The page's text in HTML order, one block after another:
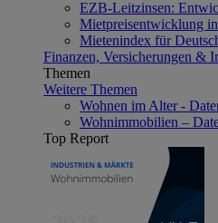
EZB-Leitzinsen:
Mietpreisentwicklung
Mietenindex für
Finanzen, Versicherungen &
Themen
Weitere Themen
Wohnen im Alter -
Wohnimmobilien –
Top Report